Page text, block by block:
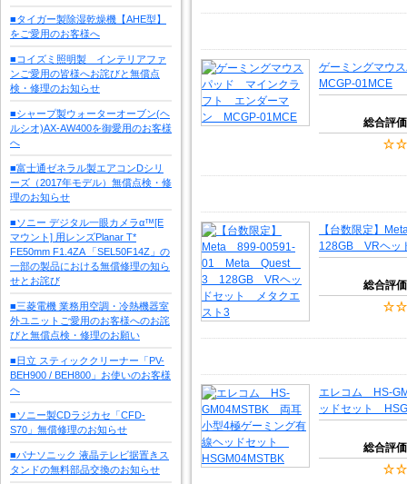
■タイガー製除湿乾燥機【AHE型】
をご愛用のお客様へ
■コイズミ照明製 インテリアファ
ンご愛用の皆様へお詫びと無償点
検・修理のお知らせ
■シャープ製ウォーターオーブン(ヘ
ルシオ)AX-AW400を御愛用のお客様
へ
■富士通ゼネラル製エアコンDシリ
ーズ（2017年モデル）無償点検・修
理のお知らせ
■ソニー デジタル一眼カメラα™[E
マウント] 用レンズPlanar T*
FE50mm F1.4ZA 「SEL50F14Z」の
一部の製品における無償修理の知ら
せとお詫び
■三菱電機 業務用空調・冷熱機器室
外ユニットご愛用のお客様へのお詫
びと無償点検・修理のお願い
■日立 スティッククリーナー「PV-
BEH900 / BEH800」お使いのお客様
へ
■ソニー製CDラジカセ「CFD-
S70」無償修理のお知らせ
■パナソニック 液晶テレビ据置きス
タンドの無料部品交換のお知らせ
ゲーミングマウ
MCGP-01MCE
総合評価
【台数限定】
128GB VRヘッ
総合評価
エレコム HS-
ッドセット
総合評価